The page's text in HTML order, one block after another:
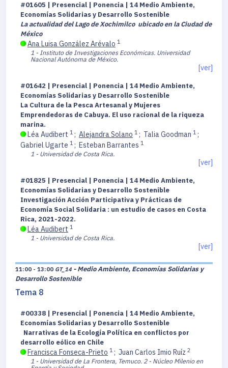
#01605 | Presencial | Ponencia | 14 Medio Ambiente,
Economías Solidarias y Desarrollo Sostenible
La actualidad del Lago de Xochimilco ubicado en la Ciudad de
México
Ana Luisa González Arévalo 1
1 - Instituto de Investigaciones Económicas. Universidad
Nacional Autónoma de México.
[ver]
#01642 | Presencial | Ponencia | 14 Medio Ambiente,
Economías Solidarias y Desarrollo Sostenible
La Cultura de la Pesca Artesanal y Mujeres
Emprendedoras de Cabuya. El uso racional de la riqueza
marina.
Léa Audibert 1 ; Alejandra Solano 1 ; Talia Goodman 1 ;
Gabriel Ugarte 1 ; Esteban Barrantes 1
1 - Universidad de Costa Rica.
[ver]
#01825 | Presencial | Ponencia | 14 Medio Ambiente,
Economías Solidarias y Desarrollo Sostenible
Investigación Acción Participativa y Prácticas de
Economía Social Solidaria : un estudio de casos en Costa
Rica, 2021-2022.
Léa Audibert 1
1 - Universidad de Costa Rica.
[ver]
11:00 - 13:00 GT_14 - Medio Ambiente, Economías Solidarias y
Desarrollo Sostenible
Tema 8
#00338 | Presencial | Ponencia | 14 Medio Ambiente,
Economías Solidarias y Desarrollo Sostenible
Narrativas de la Ecología Política en conflictos por
desarrollo eólico en Chile
Francisca Fonseca-Prieto 1 ; Juan Carlos Imio Ruíz 2
1 - Universidad de La Frontera, Temuco. 2 - Núcleo Milenio en